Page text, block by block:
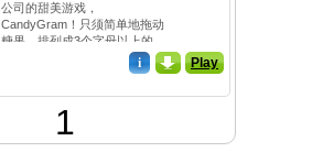
公司的甜美游戏，
CandyGram！只须简单地拖动
糖果，排列成3个字母以上的
单词，横向或纵向均可。已经
i _ Play
1